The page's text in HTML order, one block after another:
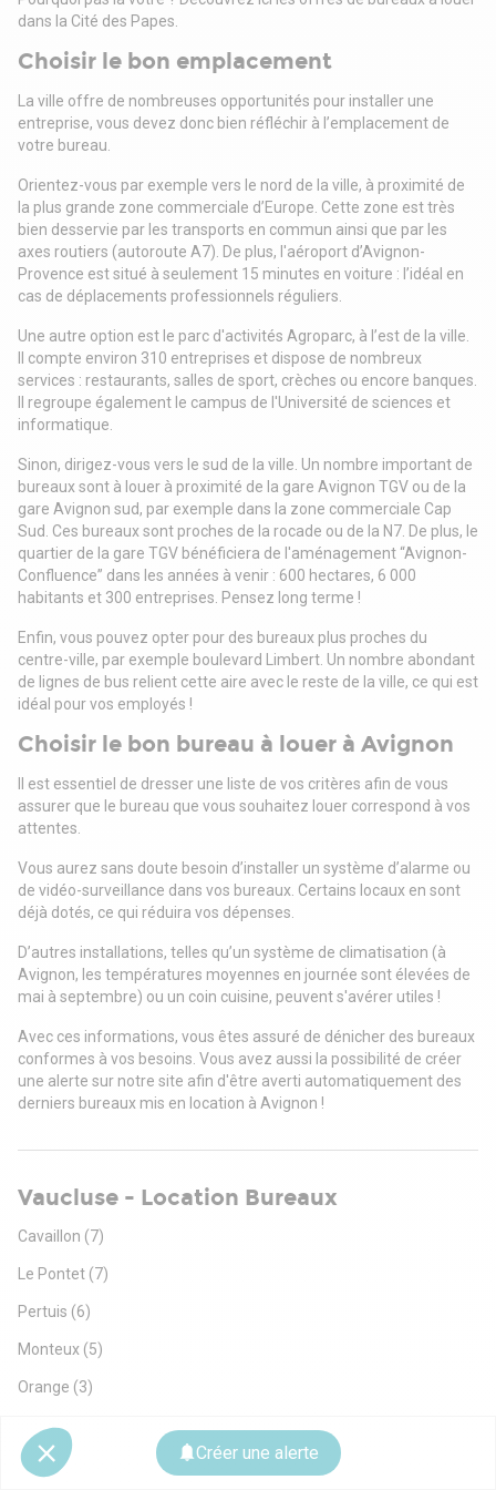
Créer une alerte
dans la Cité des Papes.
Choisir le bon emplacement
La ville offre de nombreuses opportunités pour installer une
entreprise, vous devez donc bien réfléchir à l’emplacement de
votre bureau.
Orientez-vous par exemple vers le nord de la ville, à proximité de
la plus grande zone commerciale d’Europe. Cette zone est très
bien desservie par les transports en commun ainsi que par les
axes routiers (autoroute A7). De plus, l'aéroport d’Avignon-
Provence est situé à seulement 15 minutes en voiture : l’idéal en
cas de déplacements professionnels réguliers.
Une autre option est le parc d'activités Agroparc, à l’est de la ville.
Il compte environ 310 entreprises et dispose de nombreux
services : restaurants, salles de sport, crèches ou encore banques.
Il regroupe également le campus de l'Université de sciences et
informatique.
Sinon, dirigez-vous vers le sud de la ville. Un nombre important de
bureaux sont à louer à proximité de la gare Avignon TGV ou de la
gare Avignon sud, par exemple dans la zone commerciale Cap
Sud. Ces bureaux sont proches de la rocade ou de la N7. De plus, le
quartier de la gare TGV bénéficiera de l'aménagement “Avignon-
Confluence” dans les années à venir : 600 hectares, 6 000
habitants et 300 entreprises. Pensez long terme !
Enfin, vous pouvez opter pour des bureaux plus proches du
centre-ville, par exemple boulevard Limbert. Un nombre abondant
de lignes de bus relient cette aire avec le reste de la ville, ce qui est
idéal pour vos employés !
Choisir le bon bureau à louer à Avignon
Il est essentiel de dresser une liste de vos critères afin de vous
assurer que le bureau que vous souhaitez louer correspond à vos
attentes.
Vous aurez sans doute besoin d’installer un système d’alarme ou
de vidéo-surveillance dans vos bureaux. Certains locaux en sont
déjà dotés, ce qui réduira vos dépenses.
D’autres installations, telles qu’un système de climatisation (à
Avignon, les températures moyennes en journée sont élevées de
mai à septembre) ou un coin cuisine, peuvent s'avérer utiles !
Avec ces informations, vous êtes assuré de dénicher des bureaux
conformes à vos besoins. Vous avez aussi la possibilité de créer
une alerte sur notre site afin d'être averti automatiquement des
derniers bureaux mis en location à Avignon !
Vaucluse - Location Bureaux
Cavaillon (7)
Le Pontet (7)
Pertuis (6)
Monteux (5)
Orange (3)
Vedène
Sorgues